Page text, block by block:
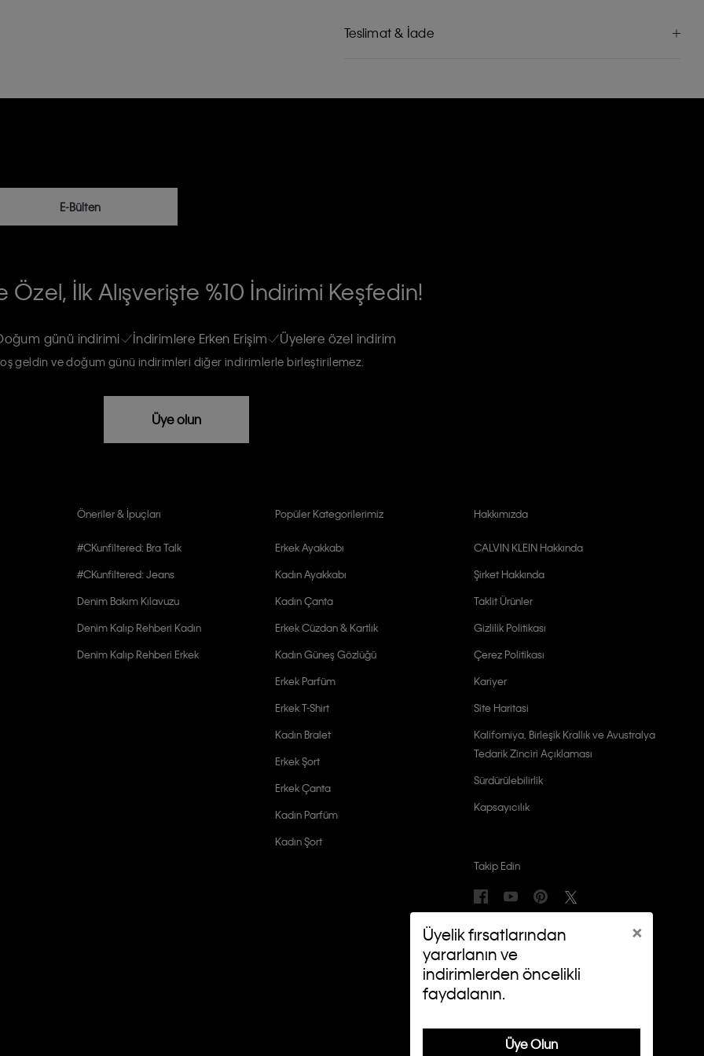
×
Üyelik fırsatlarından
yararlanın ve
indirimlerden öncelikli
faydalanın.
Üye Olun
Teslimat & İade
E-Bülten
ve güncel ürün,
Özel, İlk Alışverişte %10 İndirimi Keşfedin!
günü indirimi İndirimlere Erken Erişim Üyelere özel indirim
geldin ve doğum günü indirimleri diğer indirimlerle birleştirilemez.
Üye olun
Öneriler & İpuçları
#CKunfiltered: Bra Talk
#CKunfiltered: Jeans
Denim Bakım Kılavuzu
Denim Kalıp Rehberi Kadın
Denim Kalıp Rehberi Erkek
Popüler Kategorilerimiz
Erkek Ayakkabı
Kadın Ayakkabı
Kadın Çanta
Erkek Cüzdan & Kartlık
Kadın Güneş Gözlüğü
Erkek Parfüm
Erkek T-Shirt
Kadın Bralet
Erkek Şort
Erkek Çanta
Kadın Parfüm
Kadın Şort
Hakkımızda
CALVIN KLEIN Hakkında
Şirket Hakkında
Taklit Ürünler
Gizlilik Politikası
Çerez Politikası
Kariyer
Site Haritasi
Kaliforniya, Birleşik Krallık ve Avustralya
Tedarik Zinciri Açıklaması
Sürdürülebilirlik
Kapsayıcılık
Takip Edin